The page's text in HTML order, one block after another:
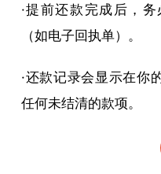
·提前还款完成后，
（如电子回执单）。
·还款记录会显示在你
任何未结清的款项。